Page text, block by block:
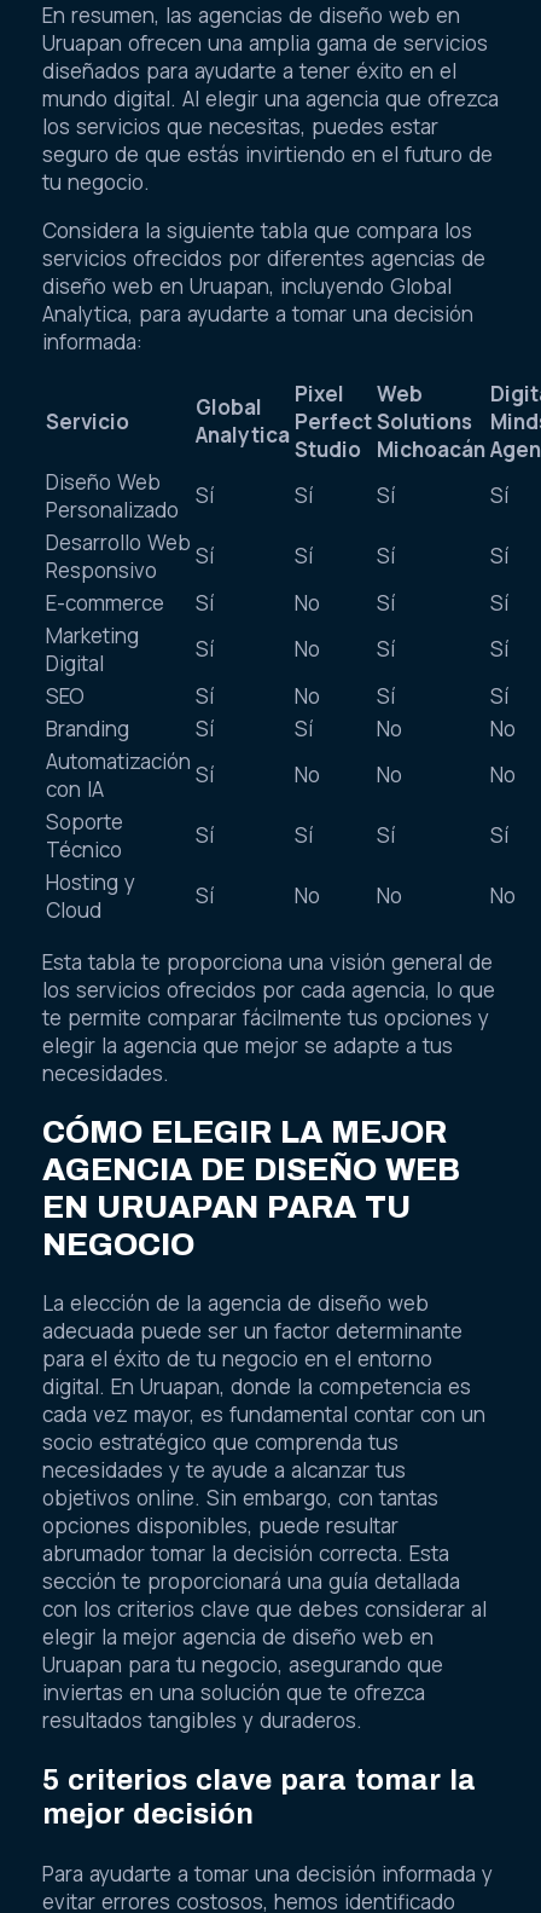
En resumen, las agencias de diseño web en
Uruapan ofrecen una amplia gama de servicios
diseñados para ayudarte a tener éxito en el
mundo digital. Al elegir una agencia que ofrezca
los servicios que necesitas, puedes estar
seguro de que estás invirtiendo en el futuro de
tu negocio.
Considera la siguiente tabla que compara los
servicios ofrecidos por diferentes agencias de
diseño web en Uruapan, incluyendo Global
Analytica, para ayudarte a tomar una decisión
informada:
Servicio
Global
Analytica
Pixel
Perfect
Studio
Web
Solutions
Michoacán
Diseño Web
Personalizado
Sí Sí Sí
Sí
Desarrollo Web
Responsivo
Sí Sí Sí
Sí
E-commerce
Sí No Sí
Sí
Marketing
Digital
Sí No Sí
Sí
SEO
Sí No Sí
Sí
Branding
Sí Sí No
No
Automatización
con IA
Sí No No
No
Soporte
Técnico
Sí Sí Sí
Sí
Hosting y
Cloud
Sí No No No
Esta tabla te proporciona una visión general de
los servicios ofrecidos por cada agencia, lo que
te permite comparar fácilmente tus opciones y
elegir la agencia que mejor se adapte a tus
necesidades.
CÓMO ELEGIR LA MEJOR
AGENCIA DE DISEÑO WEB
EN URUAPAN PARA TU
NEGOCIO
La elección de la agencia de diseño web
adecuada puede ser un factor determinante
para el éxito de tu negocio en el entorno
digital. En Uruapan, donde la competencia es
cada vez mayor, es fundamental contar con un
socio estratégico que comprenda tus
necesidades y te ayude a alcanzar tus
objetivos online. Sin embargo, con tantas
opciones disponibles, puede resultar
abrumador tomar la decisión correcta. Esta
sección te proporcionará una guía detallada
con los criterios clave que debes considerar al
elegir la mejor agencia de diseño web en
Uruapan para tu negocio, asegurando que
inviertas en una solución que te ofrezca
resultados tangibles y duraderos.
5 criterios clave para tomar la
mejor decisión
Para ayudarte a tomar una decisión informada y
evitar errores costosos, hemos identificado